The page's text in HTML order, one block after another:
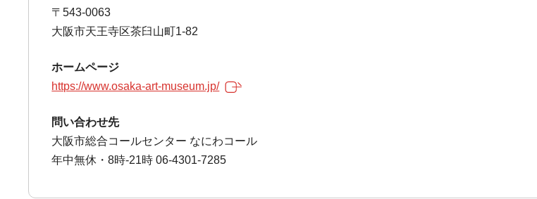
〒543-0063
大阪市天王寺区茶臼山町1-82
ホームページ
https://www.osaka-art-museum.jp/
問い合わせ先
大阪市総合コールセンター なにわコール
年中無休・8時-21時 06-4301-7285